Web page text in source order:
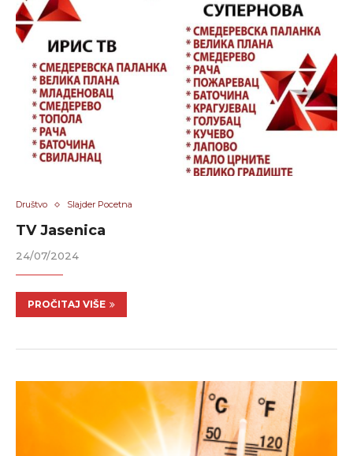
Društvo Slajder Pocetna
TV Jasenica
24/07/2024
PROČITAJ VIŠE